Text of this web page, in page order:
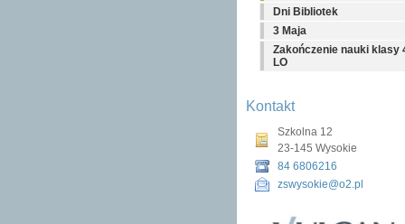
Dni Bibliotek
3 Maja
Zakończenie nauki klasy
LO
Kontakt
Szkolna 12
23-145 Wysokie
84 6806216
zswysokie@o2.pl